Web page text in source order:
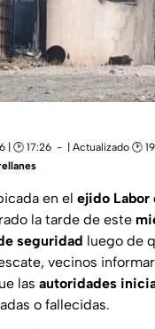
| 🕑 17:26 | Actualizado 🕑
en el ejido Labor
la tarde de este
seguridad luego de
vecinos
las autoridades
o fallecidas.